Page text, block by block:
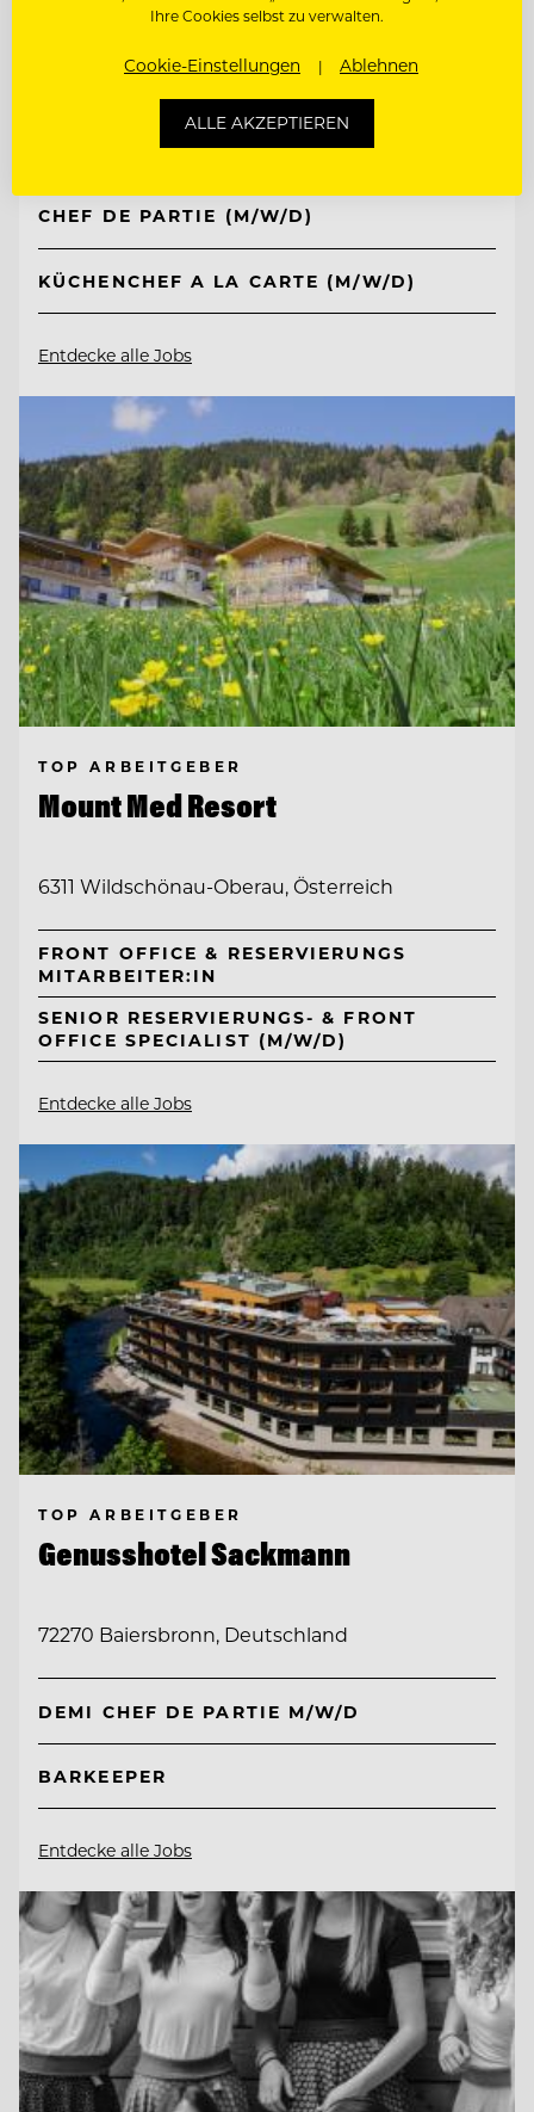
TOP ARBEITGEBER
Jungbrunn - Der Gutzeitort
CHEF DE PARTIE (M/W/D)
KÜCHENCHEF A LA CARTE (M/W/D)
Entdecke alle Jobs
TOP ARBEITGEBER
Mount Med Resort
6311 Wildschönau-Oberau, Österreich
FRONT OFFICE & RESERVIERUNGS
MITARBEITER:IN
SENIOR RESERVIERUNGS- & FRONT
OFFICE SPECIALIST (M/W/D)
Entdecke alle Jobs
TOP ARBEITGEBER
Genusshotel Sackmann
72270 Baiersbronn, Deutschland
DEMI CHEF DE PARTIE M/W/D
BARKEEPER
Entdecke alle Jobs
Ihre Cookies selbst zu verwalten.
Cookie-Einstellungen Ablehnen
ALLE AKZEPTIEREN